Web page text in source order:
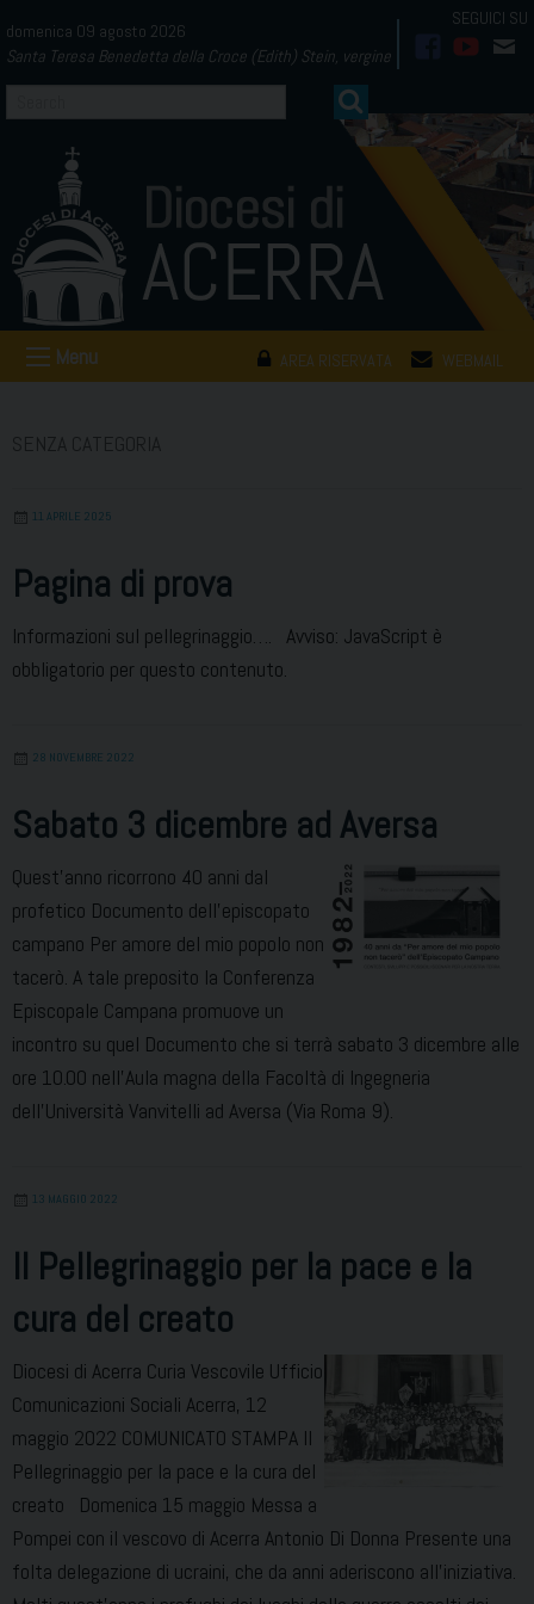
to
content
domenica 09 agosto 2026
Santa Teresa Benedetta della Croce (Edith) Stein, vergine
AREA RISERVATA WEBMAIL
Menu
11 APRILE 2025
Pagina di prova
Informazioni sul pellegrinaggio…. Avviso: JavaScript è
obbligatorio per questo contenuto.
28 NOVEMBRE 2022
Sabato 3 dicembre ad Aversa
Quest’anno ricorrono 40 anni dal
profetico Documento dell’episcopato
campano Per amore del mio popolo non
tacerò. A tale preposito la Conferenza
Episcopale Campana promuove un
incontro su quel Documento che si terrà sabato 3 dicembre alle
ore 10.00 nell’Aula magna della Facoltà di Ingegneria
dell’Università Vanvitelli ad Aversa (Via Roma 9).
13 MAGGIO 2022
Il Pellegrinaggio per la pace e la
cura del creato
Diocesi di Acerra Curia Vescovile Ufficio
Comunicazioni Sociali Acerra, 12
maggio 2022 COMUNICATO STAMPA Il
Pellegrinaggio per la pace e la cura del
creato Domenica 15 maggio Messa a
Pompei con il vescovo di Acerra Antonio Di Donna Presente una
folta delegazione di ucraini, che da anni aderiscono all’iniziativa.